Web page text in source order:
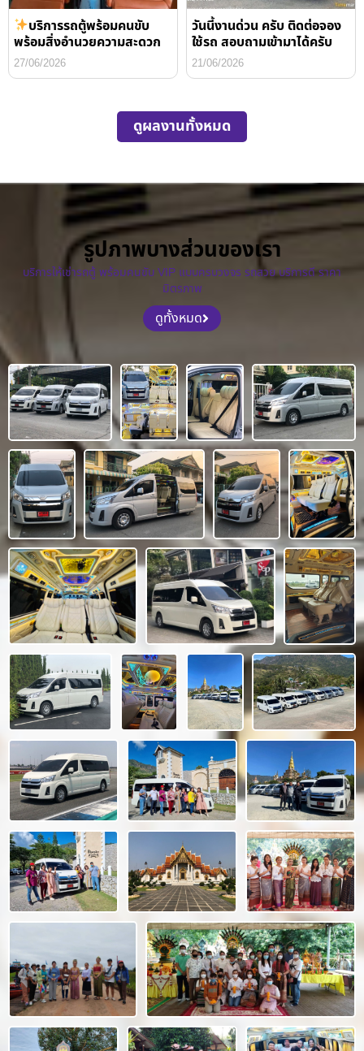
บริการรถตู้พร้อมคนขับ
พร้อมสิ่งอำนวยความสะดวก
27/06/2026
วันนี้งานด่วน ครับ ติดต่อจอง
ใช้รถ สอบถามเข้ามาได้ครับ
21/06/2026
ดูผลงานทั้งหมด
รูปภาพบางส่วนของเรา
บริการให้เช่ารถตู้ พร้อมคนขับ VIP แบบครบวงจร รถสวย บริการดี ราคา
มิตรภาพ
ดูทั้งหมด